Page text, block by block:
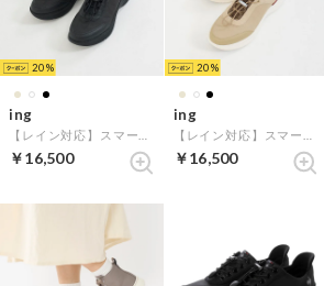
20
ing
￥16,500
20
ing
￥16,500